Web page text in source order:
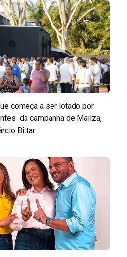
começa a ser lotado por
da campanha de Mailza,
Bittar